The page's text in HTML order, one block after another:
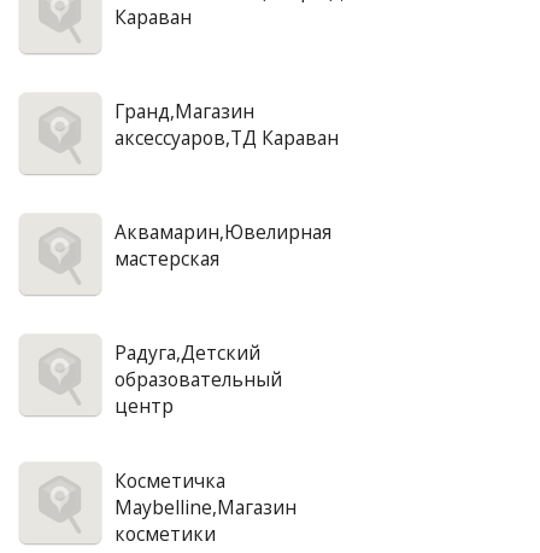
Караван
Гранд,Магазин
аксессуаров,ТД Караван
Аквамарин,Ювелирная
мастерская
Радуга,Детский
образовательный
центр
Косметичка
Maybelline,Магазин
косметики